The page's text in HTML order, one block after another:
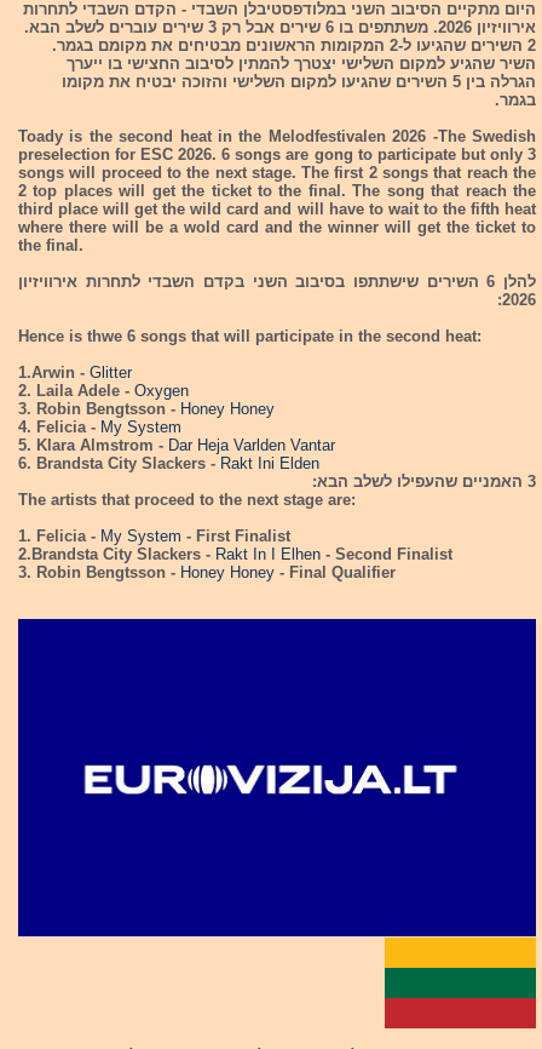
היום מתקיים הסיבוב השני במלודפסטיבלן השבדי - הקדם השבדי לתחרות
אירוויזיון 2026. משתתפים בו 6 שירים אבל רק 3 שירים עוברים לשלב הבא.
2 השירים שהגיעו ל-2 המקומות הראשונים מבטיחים את מקומם בגמר.
השיר שהגיע למקום השלישי יצטרך להמתין לסיבוב החצישי בו ייערך
הגרלה בין 5 השירים שהגיעו למקום השלישי והזוכה יבטיח את מקומו
בגמר.
Toady is the second heat in the Melodfestivalen 2026 -The Swedish
preselection for ESC 2026. 6 songs are gong to participate but only 3
songs will proceed to the next stage. The first 2 songs that reach the
2 top places will get the ticket to the final. The song that reach the
third place will get the wild card and will have to wait to the fifth heat
where there will be a wold card and the winner will get the ticket to
the final.
להלן 6 השירים שישתתפו בסיבוב השני בקדם השבדי לתחרות אירוויזיון
2026:
Hence is thwe 6 songs that will participate in the second heat:
1.Arwin - Glitter
2. Laila Adele - Oxygen
3. Robin Bengtsson - Honey Honey
4. Felicia - My System
5. Klara Almstrom - Dar Heja Varlden Vantar
6. Brandsta City Slackers - Rakt Ini Elden
3 האמניים שהעפילו לשלב הבא:
The artists that proceed to the next stage are:
1. Felicia - My System - First Finalist
2.Brandsta City Slackers - Rakt In I Elhen - Second Finalist
3. Robin Bengtsson - Honey Honey - Final Qualifier